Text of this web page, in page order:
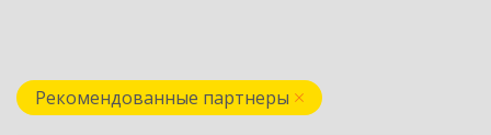
Рекомендованные партнеры